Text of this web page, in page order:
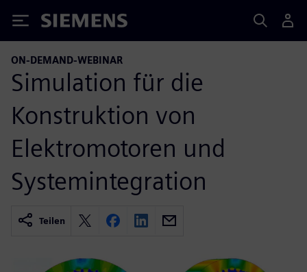
Siemens
ON-DEMAND-WEBINAR
Simulation für die
Konstruktion von
Elektromotoren und
Systemintegration
Teilen